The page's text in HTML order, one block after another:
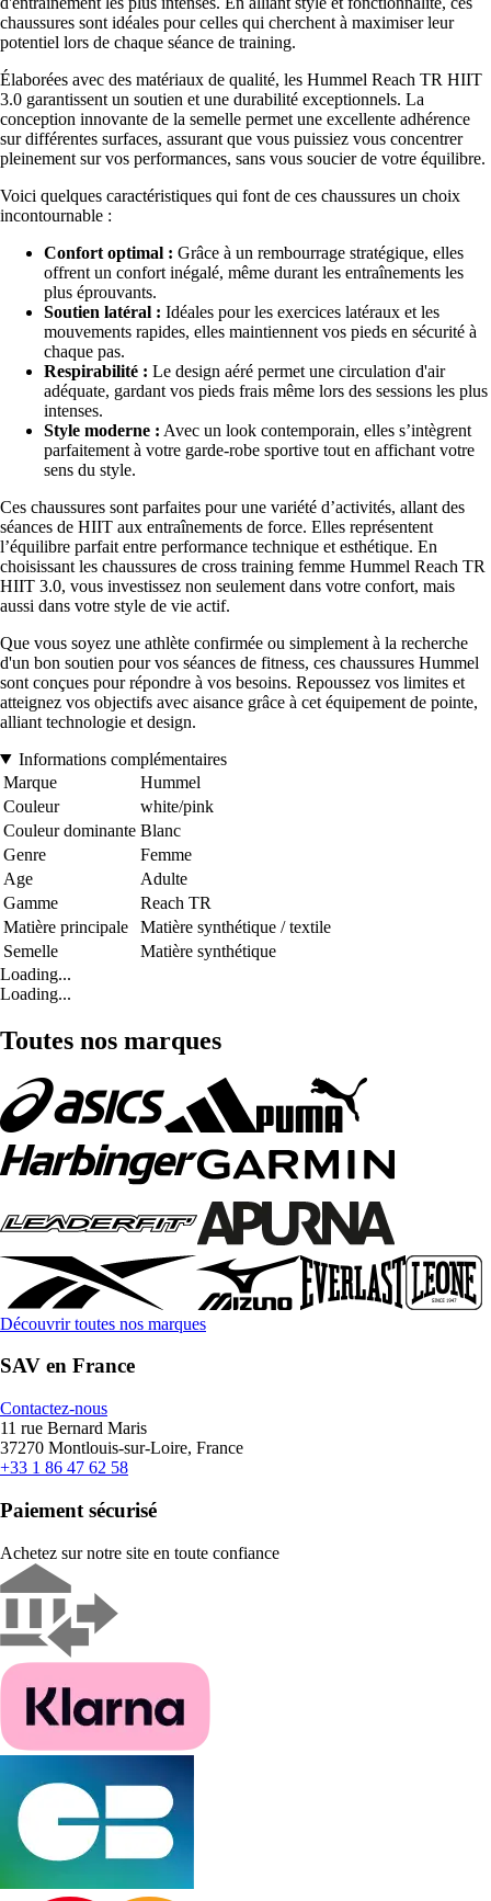
chaussures sont idéales pour celles qui cherchent à maximiser leur
potentiel lors de chaque séance de training.
Élaborées avec des matériaux de qualité, les Hummel Reach TR HIIT
3.0 garantissent un soutien et une durabilité exceptionnels. La
conception innovante de la semelle permet une excellente adhérence
sur différentes surfaces, assurant que vous puissiez vous concentrer
pleinement sur vos performances, sans vous soucier de votre équilibre.
Voici quelques caractéristiques qui font de ces chaussures un choix
incontournable :
Confort optimal : Grâce à un rembourrage stratégique, elles
offrent un confort inégalé, même durant les entraînements les
plus éprouvants.
Soutien latéral : Idéales pour les exercices latéraux et les
mouvements rapides, elles maintiennent vos pieds en sécurité à
chaque pas.
Respirabilité : Le design aéré permet une circulation d'air
adéquate, gardant vos pieds frais même lors des sessions les plus
intenses.
Style moderne : Avec un look contemporain, elles s’intègrent
parfaitement à votre garde-robe sportive tout en affichant votre
sens du style.
Ces chaussures sont parfaites pour une variété d’activités, allant des
séances de HIIT aux entraînements de force. Elles représentent
l’équilibre parfait entre performance technique et esthétique. En
choisissant les chaussures de cross training femme Hummel Reach TR
HIIT 3.0, vous investissez non seulement dans votre confort, mais
aussi dans votre style de vie actif.
Que vous soyez une athlète confirmée ou simplement à la recherche
d'un bon soutien pour vos séances de fitness, ces chaussures Hummel
sont conçues pour répondre à vos besoins. Repoussez vos limites et
atteignez vos objectifs avec aisance grâce à cet équipement de pointe,
alliant technologie et design.
Informations complémentaires
Marque
Hummel
Couleur
white/pink
Couleur dominante Blanc
Genre
Femme
Age
Adulte
Gamme
Reach TR
Matière principale
Matière synthétique / textile
Semelle
Matière synthétique
Loading...
Loading...
Toutes nos marques
Découvrir toutes nos marques
SAV en France
Contactez-nous
11 rue Bernard Maris
37270 Montlouis-sur-Loire, France
+33 1 86 47 62 58
Paiement sécurisé
Achetez sur notre site en toute confiance